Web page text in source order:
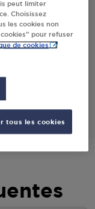
DE
peut limiter
Choisissez
les cookies non
pour refuser
de cookies
tous les cookies